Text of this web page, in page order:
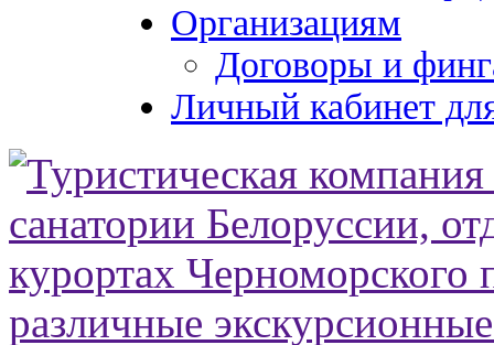
Организациям
Договоры и
Личный кабинет